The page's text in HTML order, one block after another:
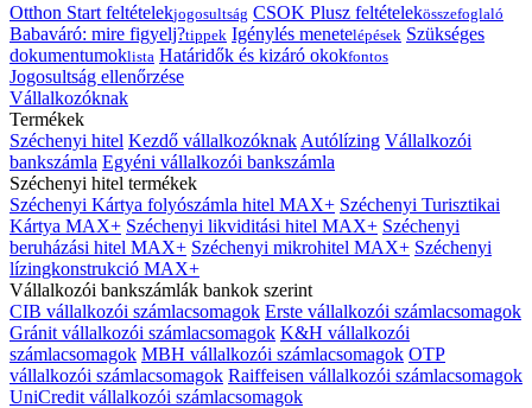
Otthon Start feltételekjogosultság CSOK Plusz feltételekösszefoglaló
Babaváró: mire figyelj?tippek Igénylés menetelépések Szükséges
dokumentumoklista Határidők és kizáró okokfontos
Jogosultság ellenőrzése
Vállalkozóknak
Termékek
Széchenyi hitel Kezdő vállalkozóknak Autólízing Vállalkozói
bankszámla Egyéni vállalkozói bankszámla
Széchenyi hitel termékek
Széchenyi Kártya folyószámla hitel MAX+ Széchenyi Turisztikai
Kártya MAX+ Széchenyi likviditási hitel MAX+ Széchenyi
beruházási hitel MAX+ Széchenyi mikrohitel MAX+ Széchenyi
lízingkonstrukció MAX+
Vállalkozói bankszámlák bankok szerint
CIB vállalkozói számlacsomagok Erste vállalkozói számlacsomagok
Gránit vállalkozói számlacsomagok K&H vállalkozói
számlacsomagok MBH vállalkozói számlacsomagok OTP
vállalkozói számlacsomagok Raiffeisen vállalkozói számlacsomagok
UniCredit vállalkozói számlacsomagok